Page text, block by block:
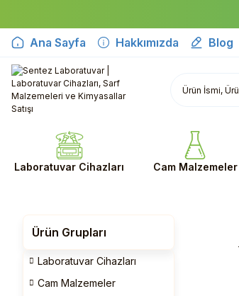
Ana Sayfa Hakkımızda Blog
Laboratuvar Cihazları Cam Malzemeler
Ürün Grupları
Laboratuvar Cihazları
Cam Malzemeler